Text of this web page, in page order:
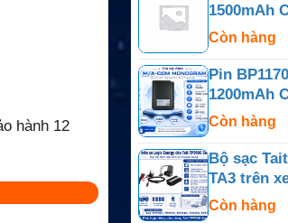
hành 12
1500mAh
M/A-COM
Còn hàng
Pin
1200mAh
M/A-COM
Còn hàng
Bộ sạc
TA3 trên
Còn hàng